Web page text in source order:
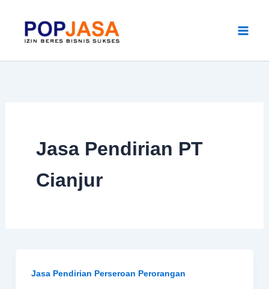
content
Jasa Pendirian PT
Cianjur
Jasa Pendirian Perseroan Perorangan